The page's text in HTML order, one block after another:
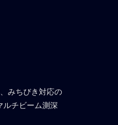
みちびき対応の
ルチビーム測深